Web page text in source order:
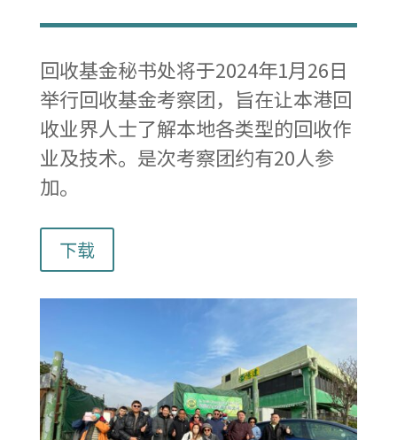
回收基金秘书处将于2024年1月26日
举行回收基金考察团，旨在让本港回
收业界人士了解本地各类型的回收作
业及技术。是次考察团约有20人参
加。
下载